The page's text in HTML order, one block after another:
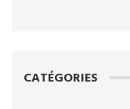
CATÉGORIES